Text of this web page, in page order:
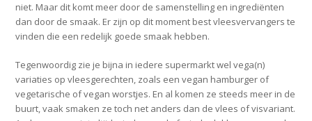
niet. Maar dit komt meer door de samenstelling en ingrediënten
dan door de smaak. Er zijn op dit moment best vleesvervangers te
vinden die een redelijk goede smaak hebben.
Tegenwoordig zie je bijna in iedere supermarkt wel vega(n)
variaties op vleesgerechten, zoals een vegan hamburger of
vegetarische of vegan worstjes. En al komen ze steeds meer in de
buurt, vaak smaken ze toch net anders dan de vlees of visvariant.